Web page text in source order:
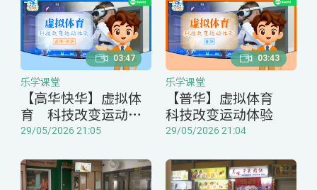
【高华快华】虚拟体
育 科技改变运动体
验
乐学课堂
29/05/2026 21:05
03:47
【普华】虚拟体育
科技改变运动体验
乐学课堂
29/05/2026 21:04
03:43